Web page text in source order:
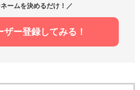
ームを決めるだけ！／
ー登録してみる！